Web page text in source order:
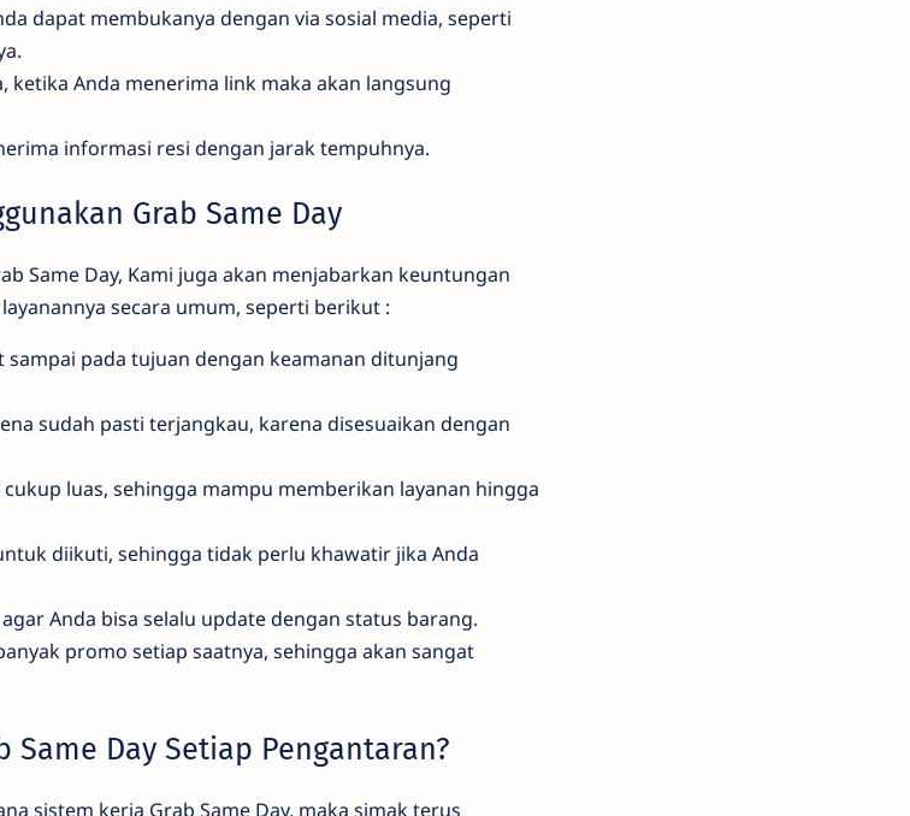
dapat membukanya dengan via sosial media, seperti
ketika Anda menerima link maka akan langsung
informasi resi dengan jarak tempuhnya.
Grab Same Day
Same Day, Kami juga akan menjabarkan keuntungan
secara umum, seperti berikut :
pada tujuan dengan keamanan ditunjang
sudah pasti terjangkau, karena disesuaikan dengan
luas, sehingga mampu memberikan layanan hingga
diikuti, sehingga tidak perlu khawatir jika Anda
Anda bisa selalu update dengan status barang.
promo setiap saatnya, sehingga akan sangat
Same Day Setiap Pengantaran?
sistem kerja Grab Same Day, maka simak terus